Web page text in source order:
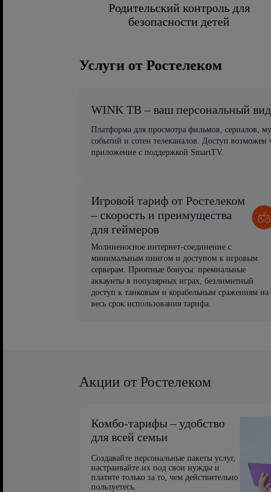
Родительский контроль для
безопасности детей
Услуги от Ростелеком
WINK ТВ – ваш персональный
Платформа для просмотра фильмов, сериалов,
событий и сотен телеканалов. Доступ возможен
приложение с поддержкой SmartTV.
Игровой тариф от Ростелеком
– скорость и преимущества
для геймеров
Молниеносное интернет-соединение с
минимальным пингом и доступом к игровым
серверам. Приятные бонусы: премиальные
аккаунты в популярных играх, безлимитный
доступ к танковым и корабельным сражениям на
весь срок использования тарифа.
Акции от Ростелеком
Комбо-тарифы – удобство
для всей семьи
Создавайте персональные пакеты услуг,
настраивайте их под свои нужды и
платите только за то, чем действительно
пользуетесь.